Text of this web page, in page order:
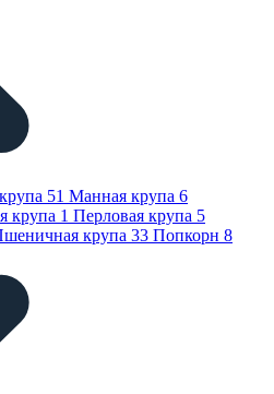
51 Манная крупа 6
крупа 1 Перловая крупа 5
крупа 33 Попкорн 8